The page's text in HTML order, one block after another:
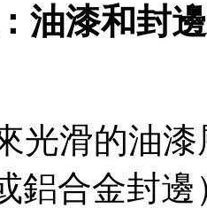
油漆和封
滑的油漆
鋁合金封邊